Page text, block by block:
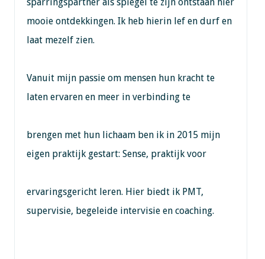
mooie ontdekkingen. Ik heb hierin lef en durf en
laat mezelf zien.
Vanuit mijn passie om mensen hun kracht te
laten ervaren en meer in verbinding te
brengen met hun lichaam ben ik in 2015 mijn
eigen praktijk gestart: Sense, praktijk voor
ervaringsgericht leren. Hier biedt ik PMT,
supervisie, begeleide intervisie en coaching.